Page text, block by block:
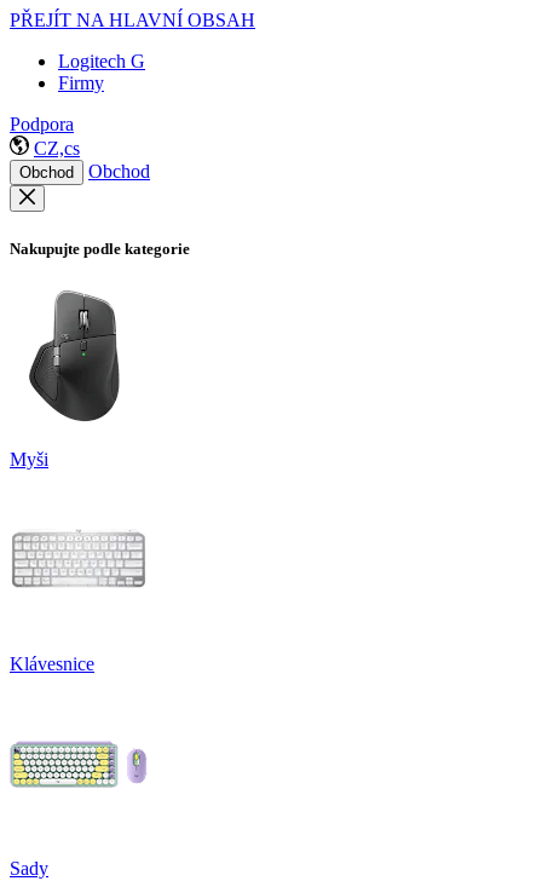
PŘEJÍT NA HLAVNÍ OBSAH
Logitech G
Firmy
Podpora
CZ,cs
Obchod Obchod
Nakupujte podle kategorie
Myši
Klávesnice
Sady